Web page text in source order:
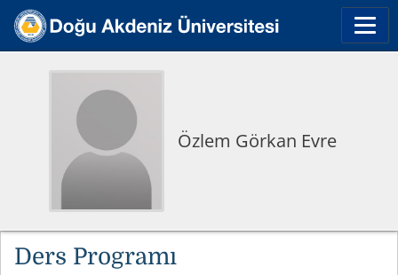
Özlem Görkan Evre
Ders Programı